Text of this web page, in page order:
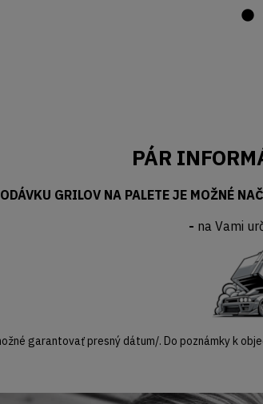
PÁR
GRILOV NA PALETE JE MOŽNÉ
- na Vami
garantovať presný dátum/. Do poznámky k